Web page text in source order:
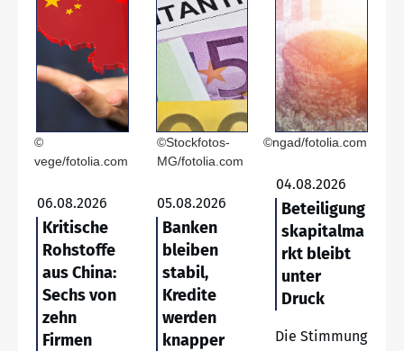
©
vege/fotolia.com
06.08.2026
Kritische
Rohstoffe
aus China:
Sechs von
zehn
Firmen
©Stockfotos-
MG/fotolia.com
05.08.2026
Banken
bleiben
stabil,
Kredite
werden
knapper
©ngad/fotolia.com
04.08.2026
Beteiligung
skapitalma
rkt bleibt
unter
Druck
Die Stimmung